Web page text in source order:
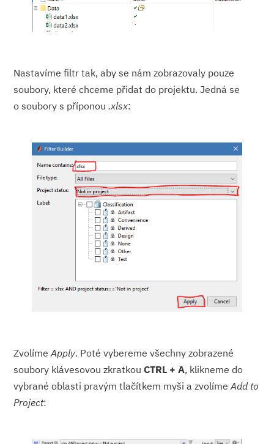
Nastavíme filtr tak, aby se nám zobrazovaly pouze
soubory, které chceme přidat do projektu. Jedná se
o soubory s příponou.xlsx:
ZvolímeApply. Poté vybereme všechny zobrazené
soubory klávesovou zkratkouCTRL + A, klikneme do
vybrané oblasti pravým tlačítkem myši a zvolímeAdd to
Project: